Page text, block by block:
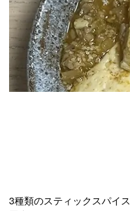
3種類のスティックスパイ